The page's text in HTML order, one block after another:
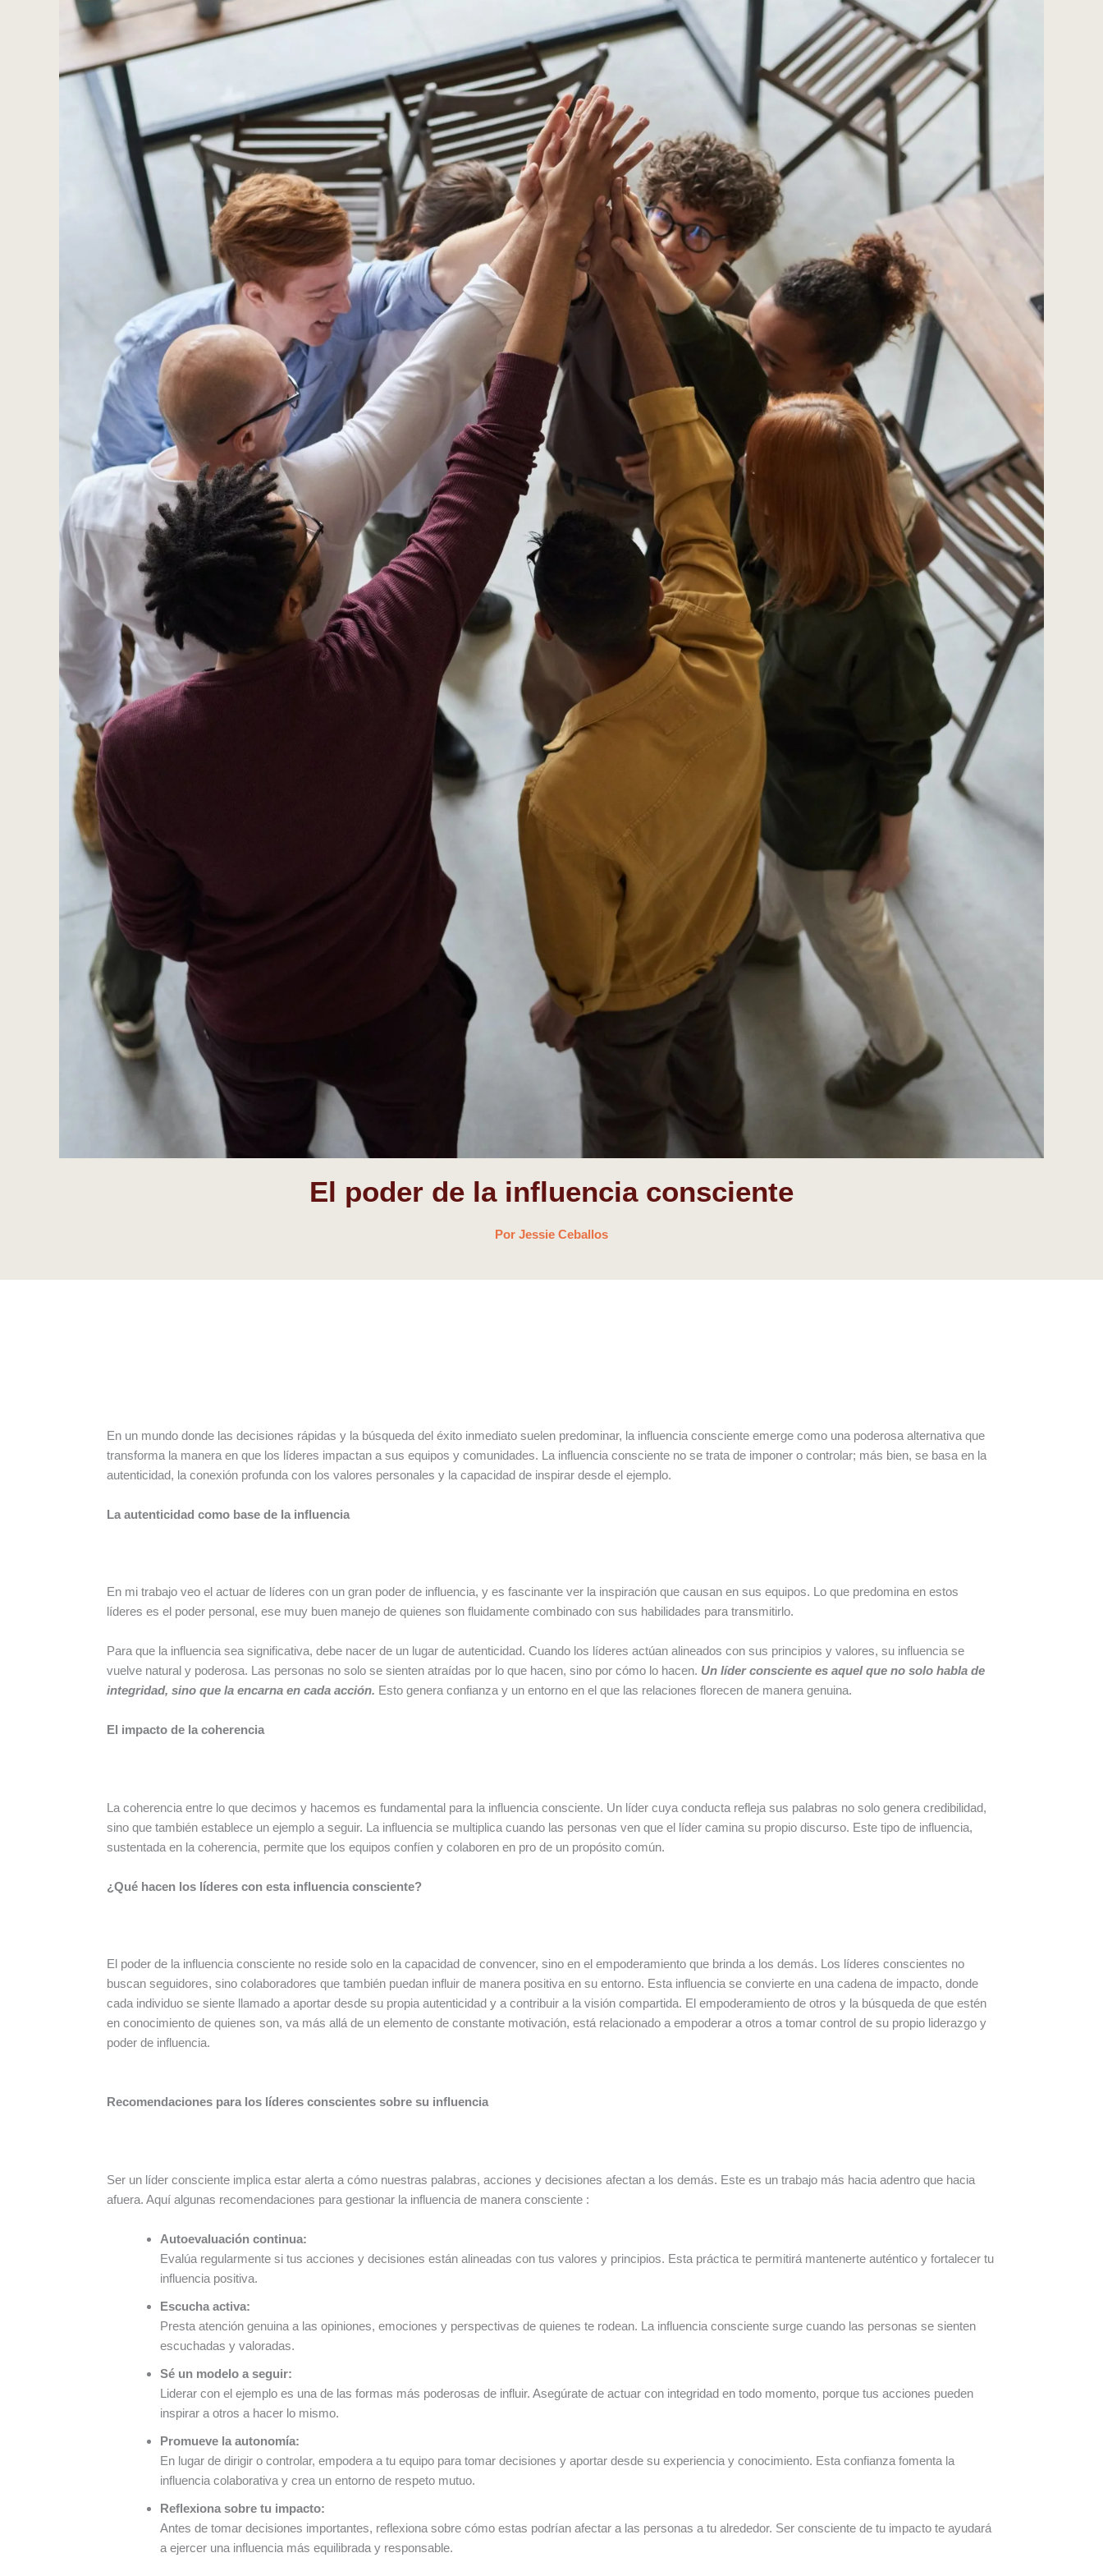
El poder de la influencia consciente
Por Jessie Ceballos
En un mundo donde las decisiones rápidas y la búsqueda del éxito inmediato suelen predominar, la influencia consciente emerge como una poderosa alternativa que
transforma la manera en que los líderes impactan a sus equipos y comunidades. La influencia consciente no se trata de imponer o controlar; más bien, se basa en la
autenticidad, la conexión profunda con los valores personales y la capacidad de inspirar desde el ejemplo.
La autenticidad como base de la influencia
En mi trabajo veo el actuar de líderes con un gran poder de influencia, y es fascinante ver la inspiración que causan en sus equipos. Lo que predomina en estos
líderes es el poder personal, ese muy buen manejo de quienes son fluidamente combinado con sus habilidades para transmitirlo.
Para que la influencia sea significativa, debe nacer de un lugar de autenticidad. Cuando los líderes actúan alineados con sus principios y valores, su influencia se
vuelve natural y poderosa. Las personas no solo se sienten atraídas por lo que hacen, sino por cómo lo hacen. Un líder consciente es aquel que no solo habla de
integridad, sino que la encarna en cada acción. Esto genera confianza y un entorno en el que las relaciones florecen de manera genuina.
El impacto de la coherencia
La coherencia entre lo que decimos y hacemos es fundamental para la influencia consciente. Un líder cuya conducta refleja sus palabras no solo genera credibilidad,
sino que también establece un ejemplo a seguir. La influencia se multiplica cuando las personas ven que el líder camina su propio discurso. Este tipo de influencia,
sustentada en la coherencia, permite que los equipos confíen y colaboren en pro de un propósito común.
¿Qué hacen los líderes con esta influencia consciente?
El poder de la influencia consciente no reside solo en la capacidad de convencer, sino en el empoderamiento que brinda a los demás. Los líderes conscientes no
buscan seguidores, sino colaboradores que también puedan influir de manera positiva en su entorno. Esta influencia se convierte en una cadena de impacto, donde
cada individuo se siente llamado a aportar desde su propia autenticidad y a contribuir a la visión compartida. El empoderamiento de otros y la búsqueda de que estén
en conocimiento de quienes son, va más allá de un elemento de constante motivación, está relacionado a empoderar a otros a tomar control de su propio liderazgo y
poder de influencia.
Recomendaciones para los líderes conscientes sobre su influencia
Ser un líder consciente implica estar alerta a cómo nuestras palabras, acciones y decisiones afectan a los demás. Este es un trabajo más hacia adentro que hacia
afuera. Aquí algunas recomendaciones para gestionar la influencia de manera consciente :
Autoevaluación continua:
Evalúa regularmente si tus acciones y decisiones están alineadas con tus valores y principios. Esta práctica te permitirá mantenerte auténtico y fortalecer tu
influencia positiva.
Escucha activa:
Presta atención genuina a las opiniones, emociones y perspectivas de quienes te rodean. La influencia consciente surge cuando las personas se sienten
escuchadas y valoradas.
Sé un modelo a seguir:
Liderar con el ejemplo es una de las formas más poderosas de influir. Asegúrate de actuar con integridad en todo momento, porque tus acciones pueden
inspirar a otros a hacer lo mismo.
Promueve la autonomía:
En lugar de dirigir o controlar, empodera a tu equipo para tomar decisiones y aportar desde su experiencia y conocimiento. Esta confianza fomenta la
influencia colaborativa y crea un entorno de respeto mutuo.
Reflexiona sobre tu impacto:
Antes de tomar decisiones importantes, reflexiona sobre cómo estas podrían afectar a las personas a tu alrededor. Ser consciente de tu impacto te ayudará
a ejercer una influencia más equilibrada y responsable.